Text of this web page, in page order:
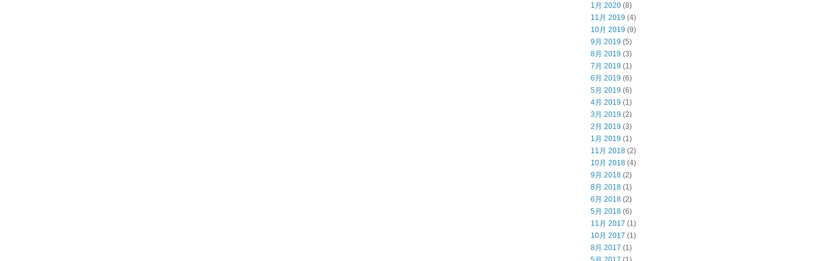
1月 2020 (8)
11月 2019 (4)
10月 2019 (9)
9月 2019 (5)
8月 2019 (3)
7月 2019 (1)
6月 2019 (6)
5月 2019 (6)
4月 2019 (1)
3月 2019 (2)
2月 2019 (3)
1月 2019 (1)
11月 2018 (2)
10月 2018 (4)
9月 2018 (2)
8月 2018 (1)
6月 2018 (2)
5月 2018 (6)
11月 2017 (1)
10月 2017 (1)
8月 2017 (1)